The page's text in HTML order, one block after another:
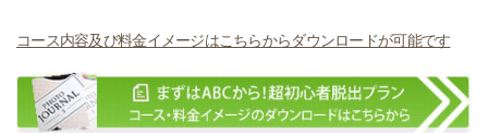
コース内容及び料金イメージはこちらからダウンロードが可能です